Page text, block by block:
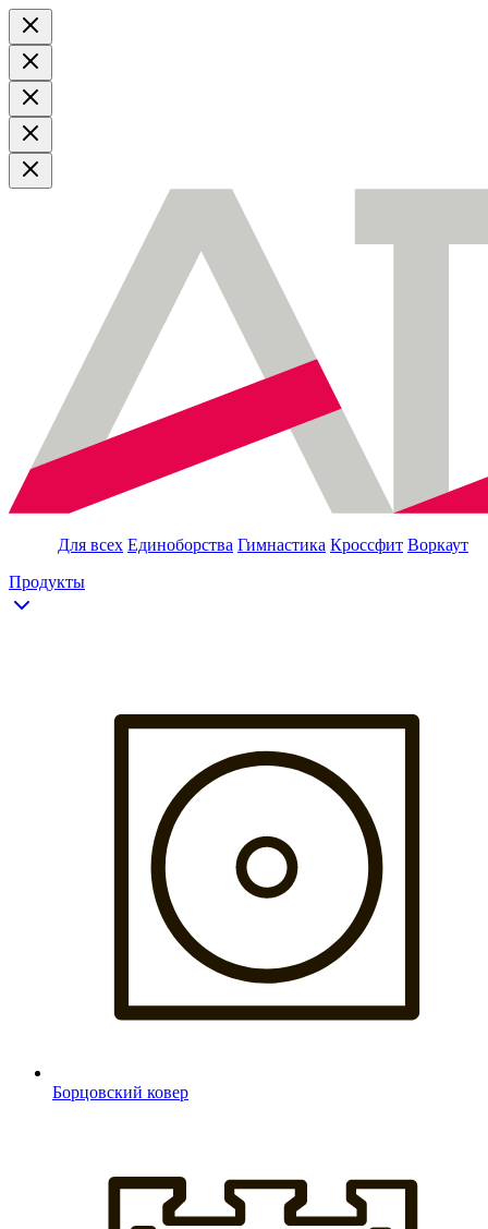
Для всех Единоборства Гимнастика Кроссфит Воркаут
Продукты
Борцовский ковер